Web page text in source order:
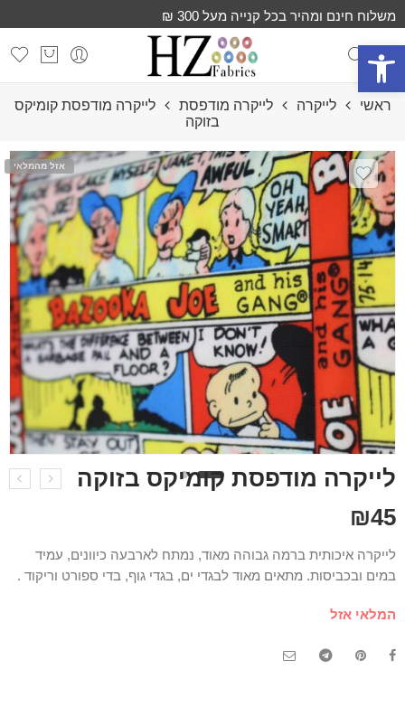
פתח סרגל נגישות
משלוח חינם ומהיר בכל קנייה מעל 300 ₪
ראשי לייקרה לייקרה מודפסת
לייקרה מודפסת קומיקס
בזוקה
אזל מהמלאי
לייקרה מודפסת קומיקס בזוקה
₪45
לייקרה איכותית ברמה גבוהה מאוד, נמתח לארבעה כיוונים, עמיד
במים ובכביסות. מתאים מאוד לבגדי ים, בגדי גוף, בדי ספורט וריקוד .
המלאי אזל